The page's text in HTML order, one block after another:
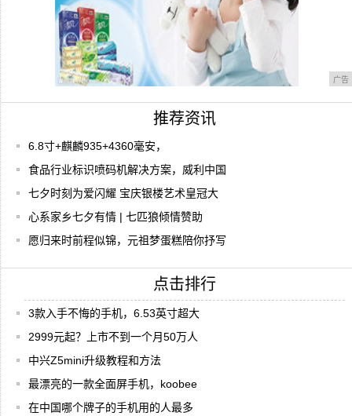
广告
推荐资讯
6.8寸+麒麟935+4360毫安，
食品行业标识喷码机解决方案，威利中国
七夕时刻为爱闪耀 宝庆银楼艺术皇冠大
心系家乡七夕有情 | 七匹狼倾情赞助
愿归来时前程似锦，元祖梦蛋糕陪你抒写
点击排行
3款入手不悔的手机，6.53英寸超大
2999元起？上市不到一个月50万人
中兴Z5mini升级教程和方法
最漂亮的一款全面屏手机，koobee
在中国哪个牌子的手机用的人最多